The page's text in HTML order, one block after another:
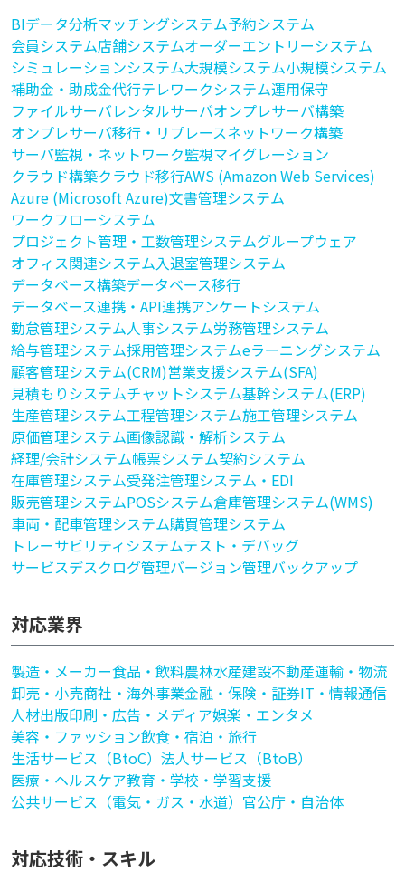
BIデータ分析マッチングシステム予約システム
会員システム店舗システムオーダーエントリーシステム
シミュレーションシステム大規模システム小規模システム
補助金・助成金代行テレワークシステム運用保守
ファイルサーバレンタルサーバオンプレサーバ構築
オンプレサーバ移行・リプレースネットワーク構築
サーバ監視・ネットワーク監視マイグレーション
クラウド構築クラウド移行AWS (Amazon Web Services)
Azure (Microsoft Azure)文書管理システム
ワークフローシステム
プロジェクト管理・工数管理システムグループウェア
オフィス関連システム入退室管理システム
データベース構築データベース移行
データベース連携・API連携アンケートシステム
勤怠管理システム人事システム労務管理システム
給与管理システム採用管理システムeラーニングシステム
顧客管理システム(CRM)営業支援システム(SFA)
見積もりシステムチャットシステム基幹システム(ERP)
生産管理システム工程管理システム施工管理システム
原価管理システム画像認識・解析システム
経理/会計システム帳票システム契約システム
在庫管理システム受発注管理システム・EDI
販売管理システムPOSシステム倉庫管理システム(WMS)
車両・配車管理システム購買管理システム
トレーサビリティシステムテスト・デバッグ
サービスデスクログ管理バージョン管理バックアップ
対応業界
製造・メーカー食品・飲料農林水産建設不動産運輸・物流
卸売・小売商社・海外事業金融・保険・証券IT・情報通信
人材出版印刷・広告・メディア娯楽・エンタメ
美容・ファッション飲食・宿泊・旅行
生活サービス（BtoC） 法人サービス（BtoB）
医療・ヘルスケア教育・学校・学習支援
公共サービス（電気・ガス・水道） 官公庁・自治体
対応技術・スキル